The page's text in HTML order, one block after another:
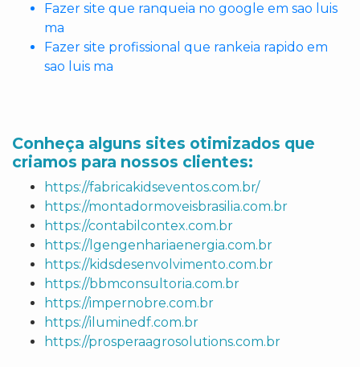
Fazer site que ranqueia no google em sao luis
ma
Fazer site profissional que rankeia rapido em
sao luis ma
Conheça alguns sites otimizados que
criamos para nossos clientes:
https://fabricakidseventos.com.br/
https://montadormoveisbrasilia.com.br
https://contabilcontex.com.br
https://lgengenhariaenergia.com.br
https://kidsdesenvolvimento.com.br
https://bbmconsultoria.com.br
https://impernobre.com.br
https://iluminedf.com.br
https://prosperaagrosolutions.com.br